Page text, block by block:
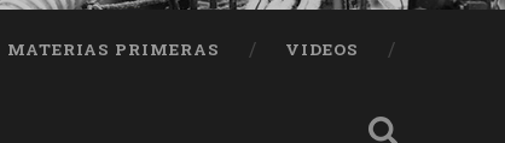
MATERIAS PRIMERAS VIDEOS